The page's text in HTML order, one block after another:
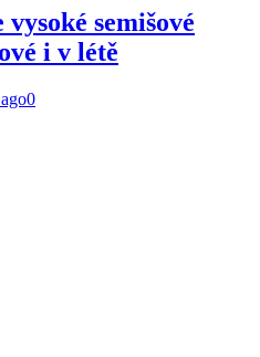
semišové
i v létě
0